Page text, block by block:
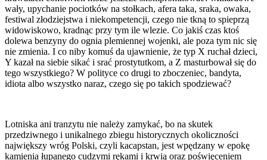
wały, upychanie pociotków na stołkach, afera taka, sraka, owaka,
festiwal złodziejstwa i niekompetencji, czego nie tkną to spieprzą
widowiskowo, kradnąc przy tym ile wlezie. Co jakiś czas ktoś
dolewa benzyny do ognia plemiennej wojenki, ale poza tym nic się
nie zmienia. I co niby komuś da ujawnienie, że typ X ruchał dzieci,
Y kazał na siebie sikać i srać prostytutkom, a Z masturbował się do
tego wszystkiego? W polityce co drugi to zboczeniec, bandyta,
idiota albo wszystko naraz, czego się po takich spodziewać?
Lotniska ani tranzytu nie należy zamykać, bo na skutek
przedziwnego i unikalnego zbiegu historycznych okoliczności
największy wróg Polski, czyli kacapstan, jest wpędzany w epokę
kamienia łupanego cudzymi rękami i krwią oraz poświęceniem